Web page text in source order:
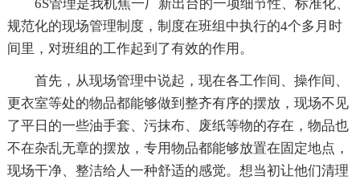
6S管理是我机焦一厂新出台的一项细节性、标准化、
规范化的现场管理制度，制度在班组中执行的4个多月时
间里，对班组的工作起到了有效的作用。
首先，从现场管理中说起，现在各工作间、操作间、
更衣室等处的物品都能够做到整齐有序的摆放，现场不见
了平日的一些油手套、污抹布、废纸等物的存在，物品也
不在杂乱无章的摆放，专用物品都能够放置在固定地点，
现场干净、整洁给人一种舒适的感觉。想当初让他们清理